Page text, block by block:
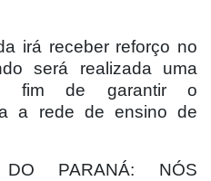
irá receber reforço no
será realizada uma
fim de garantir o
a rede de ensino de
DO PARANÁ: NÓS